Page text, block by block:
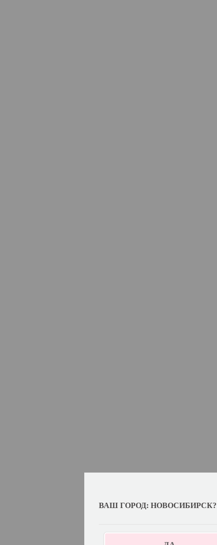
ВАШ ГОРОД: НОВОСИБИРСК?